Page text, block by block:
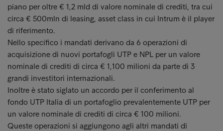
piano per oltre € 1,2 mld di valore nominale di crediti, tra cui
circa € 500mln di leasing, asset class in cui Intrum è il player
di riferimento.
Nello specifico i mandati derivano da 6 operazioni di
acquisizione di nuovi portafogli UTP e NPL per un valore
nominale di crediti di circa € 1,100 milioni da parte di 3
grandi investitori internazionali.
Inoltre è stato siglato un accordo per il conferimento al
fondo UTP Italia di un portafoglio prevalentemente UTP per
un valore nominale di crediti di circa € 100 milioni.
Queste operazioni si aggiungono agli altri mandati di